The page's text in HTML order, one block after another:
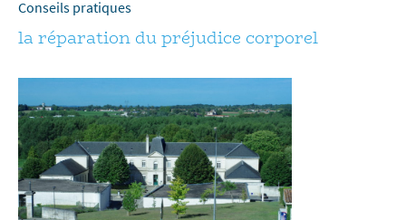
Conseils pratiques
la réparation du préjudice corporel